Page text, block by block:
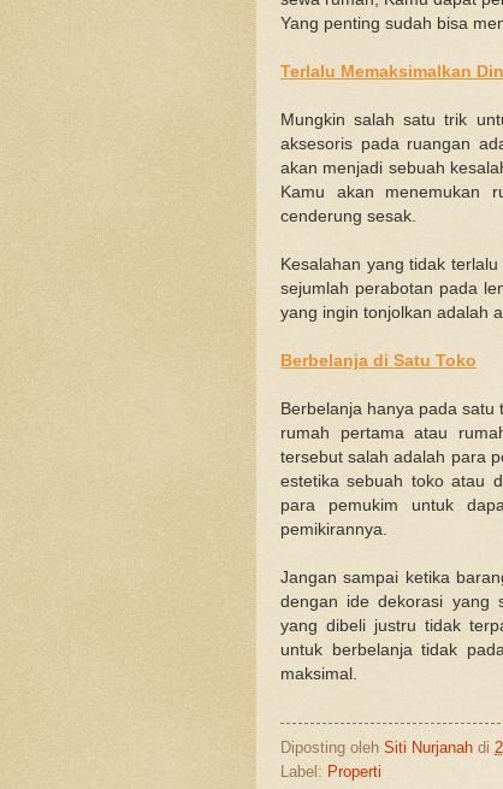
Yang penting sudah bisa
Terlalu Memaksimalkan
Mungkin salah satu trik
aksesoris pada ruangan
akan menjadi sebuah
Kamu akan menemukan
cenderung sesak.
Kesalahan yang tidak
sejumlah perabotan pada
yang ingin tonjolkan adalah
Berbelanja di Satu Toko
Berbelanja hanya pada
rumah pertama atau
tersebut salah adalah para
estetika sebuah toko atau
para pemukim untuk
pemikirannya.
Jangan sampai ketika
dengan ide dekorasi yang
yang dibeli justru tidak
untuk berbelanja tidak
maksimal.
Diposting oleh Siti Nurjanah di
Label: Properti